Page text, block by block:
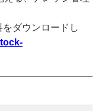
ダウンロードし